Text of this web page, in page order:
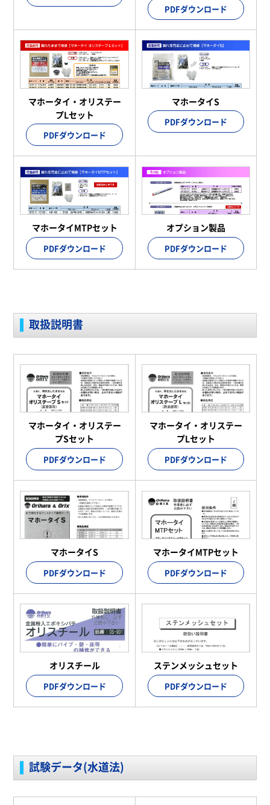
PDFダウンロード
マホータイ・オリステー
プLセット
PDFダウンロード
マホータイS
PDFダウンロード
マホータイMTPセット
PDFダウンロード
オプション製品
PDFダウンロード
取扱説明書
マホータイ・オリステー
プSセット
PDFダウンロード
マホータイ・オリステー
プLセット
PDFダウンロード
マホータイS
PDFダウンロード
マホータイMTPセット
PDFダウンロード
オリスチール
PDFダウンロード
ステンメッシュセット
PDFダウンロード
試験データ(水道法)